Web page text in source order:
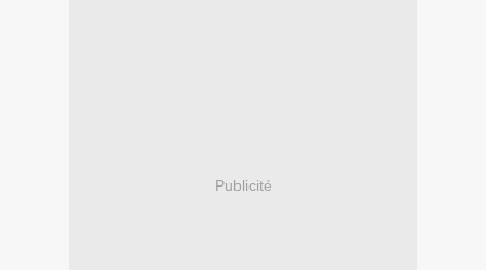
Publicité